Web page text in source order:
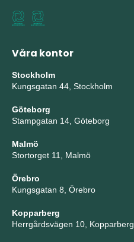
Våra kontor
Stockholm
Kungsgatan 44, Stockholm
Göteborg
Stampgatan 14, Göteborg
Malmö
Stortorget 11, Malmö
Örebro
Kungsgatan 8, Örebro
Kopparberg
Herrgårdsvägen 10, Kopparberg